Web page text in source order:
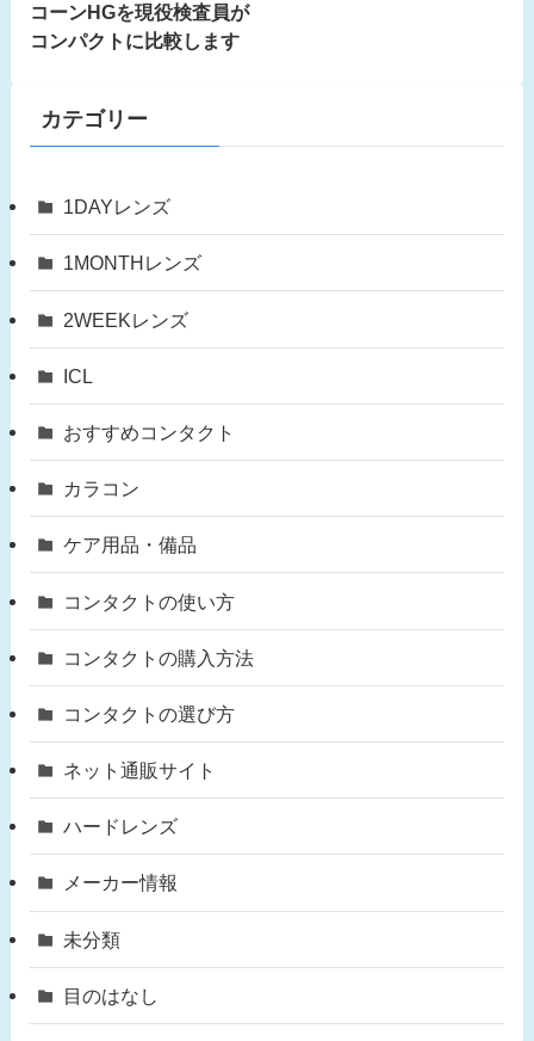
コーンHGを現役検査員が
コンパクトに比較します
カテゴリー
1DAYレンズ
1MONTHレンズ
2WEEKレンズ
ICL
おすすめコンタクト
カラコン
ケア用品・備品
コンタクトの使い方
コンタクトの購入方法
コンタクトの選び方
ネット通販サイト
ハードレンズ
メーカー情報
未分類
目のはなし